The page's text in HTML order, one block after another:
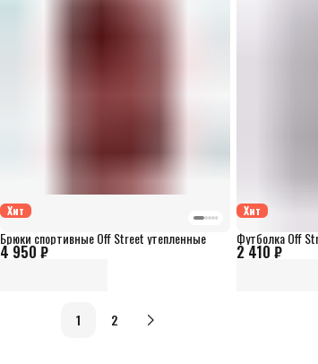
Хит
4 950 ₽
Брюки спортивные Off Street утепленные
Хит
2 410 ₽
Футболка Off
1 2